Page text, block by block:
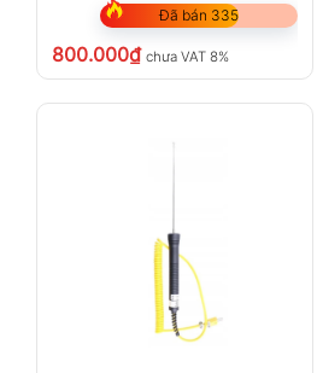
Đã bán 335
800.000₫ chưa VAT 8%